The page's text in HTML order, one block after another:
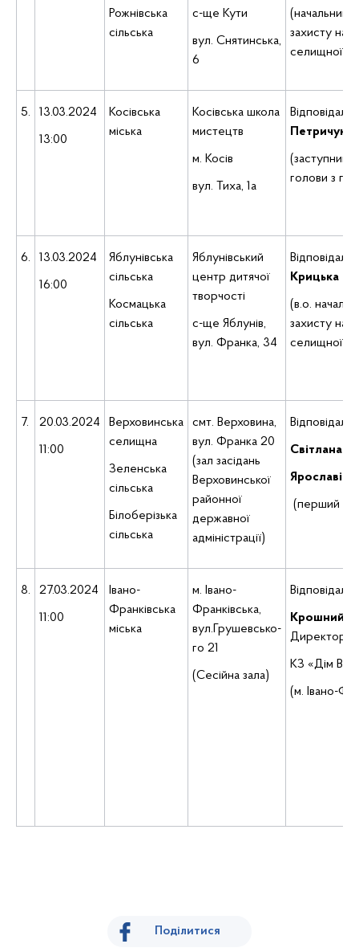
Рожнівська
сільська
с-ще Кути
вул. Снятинська,
6
(начальник
захисту
селищної
5. 13.03.2024
13:00
Косівська
міська
Косівська школа
мистецтв
м. Косів
вул. Тиха, 1а
Петричук
(заступник
голови з
6. 13.03.2024
16:00
Яблунівська
сільська
Космацька
сільська
Яблунівський
центр дитячої
творчості
с-ще Яблунів,
вул. Франка, 34
Крицька
(в.о.
захисту
селищної
7. 20.03.2024
11:00
Верховинська
селищна
Зеленська
сільська
Білоберізька
сільська
смт. Верховина,
вул. Франка 20
(зал засідань
Верховинської
районної
державної
адміністрації)
Світлана
(перший
8. 27.03.2024
11:00
Івано-
Франківська
міська
м. Івано-
Франківська,
вул.Грушевсько-
го 21
(Сесійна зала)
Крошний
Директор
КЗ «Дім
(м. Івано-
Поділитися